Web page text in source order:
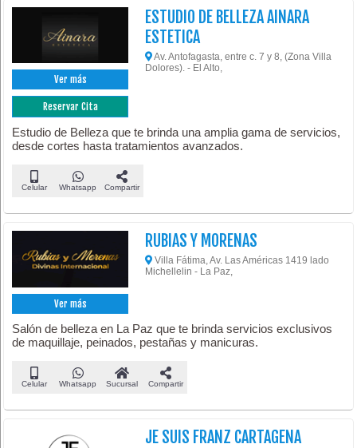
Ver más
Reservar Cita
ESTUDIO DE BELLEZA AINARA
ESTETICA
Av. Antofagasta, entre c. 7 y 8, (Zona Villa
Dolores). - El Alto,
Estudio de Belleza que te brinda una amplia gama de servicios,
desde cortes hasta tratamientos avanzados.
Celular Whatsapp Compartir
Ver más
RUBIAS Y MORENAS
Villa Fátima, Av. Las Américas 1419 lado
Michellelin - La Paz,
Salón de belleza en La Paz que te brinda servicios exclusivos
de maquillaje, peinados, pestañas y manicuras.
Celular Whatsapp Sucursal Compartir
JE SUIS FRANZ CARTAGENA